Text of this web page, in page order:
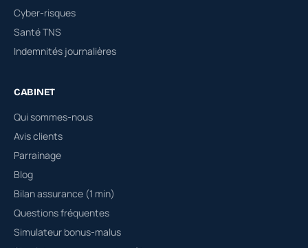
Cyber-risques
Santé TNS
Indemnités journalières
CABINET
Qui sommes-nous
Avis clients
Parrainage
Blog
Bilan assurance (1 min)
Questions fréquentes
Simulateur bonus-malus